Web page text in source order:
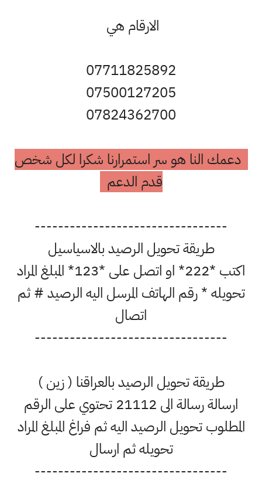
الارقام هي
07711825892
07500127205
07824362700
دعمك النا هو سر استمرارنا شكرا لكل شخص
قدم الدعم
---------------------------------
طريقة تحويل الرصيد بالاسياسيل
اكتب *222* او اتصل على *123* المبلغ المراد
تحويله * رقم الهاتف المرسل اليه الرصيد # ثم
اتصال
---------------------------------
طريقة تحويل الرصيد بالعراقنا ( زين )
ارسالة رسالة الى 21112 تحتوي على الرقم
المطلوب تحويل الرصيد اليه ثم فراغ المبلغ المراد
تحويله ثم ارسال
---------------------------------